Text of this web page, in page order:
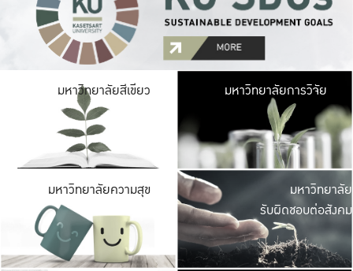
มหาวิทยาลัยสีเขียว มหาวิ
มีพื้นที่เขียวสดใส
เป็นป่าในเมือง เกษต
มหาวิทยาลัยการวิจัย
มหาวิทยาลัยความสุข มหาวิ
ค
เปิดประ
และพบเรื่องราวใ
มหาวิทยาลัย
รับผิดชอบต่อสังคม